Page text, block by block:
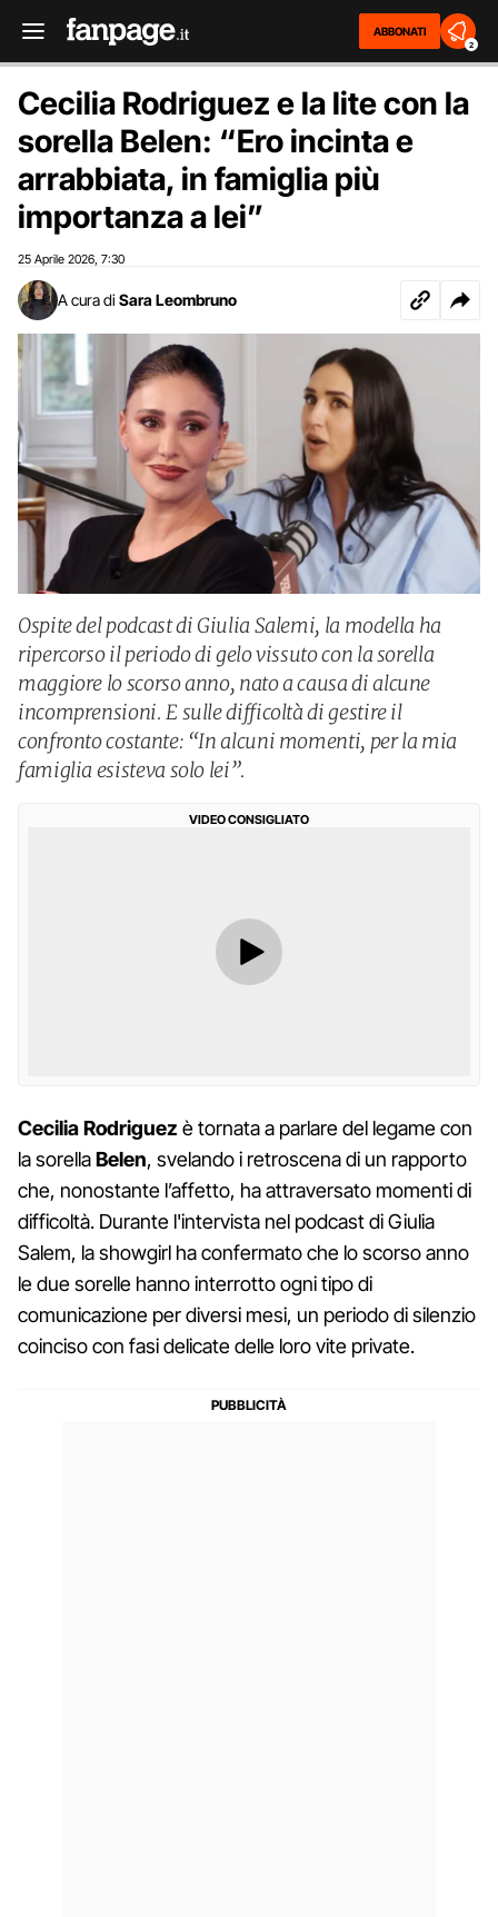
ABBONATI
2
Cecilia Rodriguez e la lite con la
sorella Belen: “Ero incinta e
arrabbiata, in famiglia più
importanza a lei”
25 Aprile 2026 7:30
A cura di Sara Leombruno
Ospite del podcast di Giulia Salemi, la modella ha
ripercorso il periodo di gelo vissuto con la sorella
maggiore lo scorso anno, nato a causa di alcune
incomprensioni. E sulle difficoltà di gestire il
confronto costante: “In alcuni momenti, per la mia
famiglia esisteva solo lei”.
VIDEO CONSIGLIATO
Cecilia Rodriguez è tornata a parlare del legame con
la sorellaBelen, svelando i retroscena di un rapporto
che, nonostante l’affetto, ha attraversato momenti di
difficoltà. Durante l'intervista nel podcast di Giulia
Salem, la showgirl ha confermato che lo scorso anno
le due sorelle hanno interrotto ogni tipo di
comunicazione per diversi mesi, un periodo di silenzio
coinciso con fasi delicate delle loro vite private.